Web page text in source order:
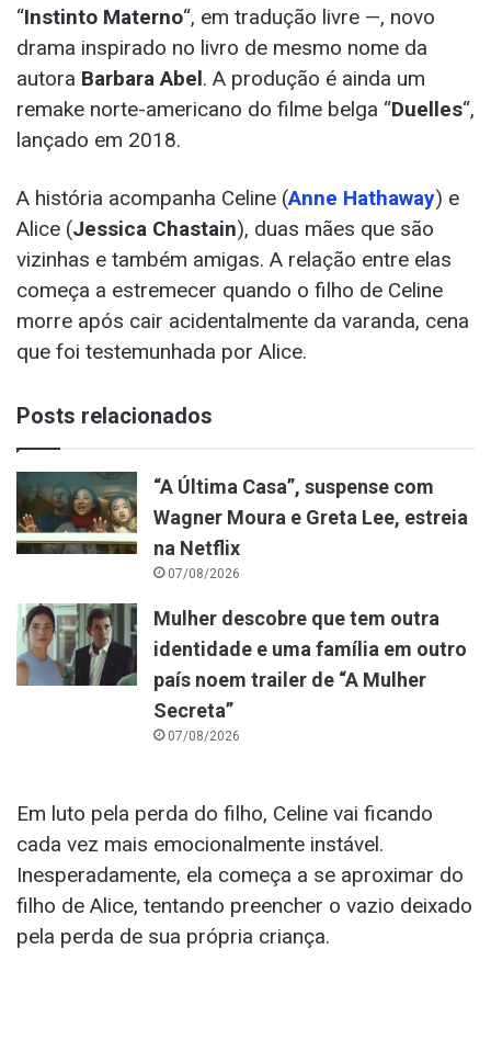
“Instinto Materno“, em tradução livre —, novo
drama inspirado no livro de mesmo nome da
autora Barbara Abel. A produção é ainda um
remake norte-americano do filme belga “Duelles“,
lançado em 2018.
A história acompanha Celine (Anne Hathaway) e
Alice (Jessica Chastain), duas mães que são
vizinhas e também amigas. A relação entre elas
começa a estremecer quando o filho de Celine
morre após cair acidentalmente da varanda, cena
que foi testemunhada por Alice.
Posts relacionados
“A Última Casa”, suspense com
Wagner Moura e Greta Lee, estreia
na Netflix
07/08/2026
Mulher descobre que tem outra
identidade e uma família em outro
país noem trailer de “A Mulher
Secreta”
07/08/2026
Em luto pela perda do filho, Celine vai ficando
cada vez mais emocionalmente instável.
Inesperadamente, ela começa a se aproximar do
filho de Alice, tentando preencher o vazio deixado
pela perda de sua própria criança.